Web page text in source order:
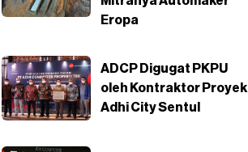
Eropa
ADCP Digugat PKPU
oleh Kontraktor Proyek
Adhi City Sentul